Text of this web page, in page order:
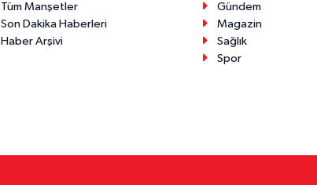
Tüm Manşetler
Son Dakika Haberleri
Haber Arşivi
Gündem
Magazin
Sağlık
Spor